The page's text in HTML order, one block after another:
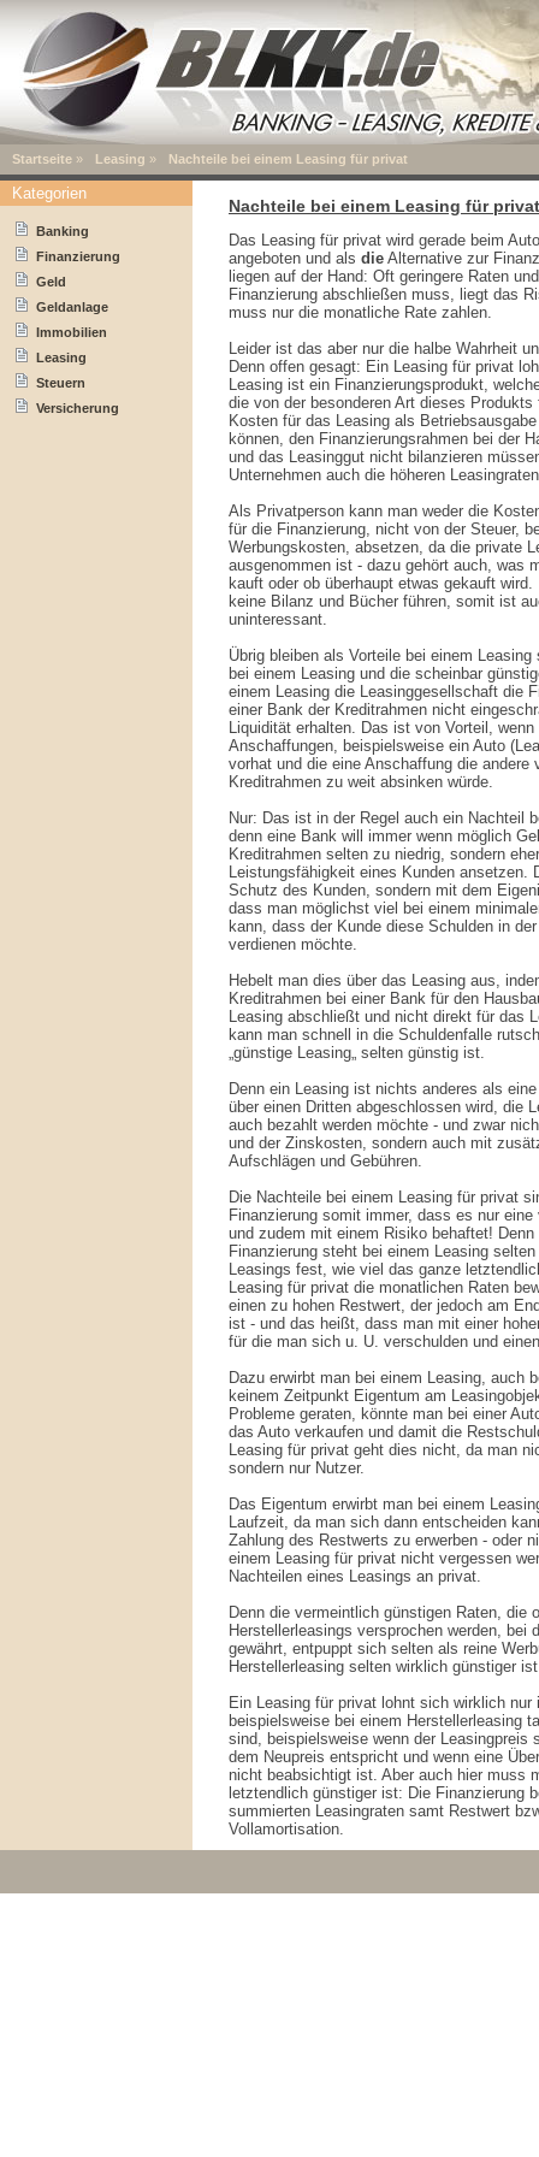
Startseite » Leasing » Nachteile bei einem Leasing für privat
Nachteile bei einem Leasing für privat
Das Leasing für privat wird gerade beim
angeboten und als die Alternative zur
liegen auf der Hand: Oft geringere Raten
Finanzierung abschließen muss, liegt das
muss nur die monatliche Rate zahlen.
Leider ist das aber nur die halbe Wahrheit
Denn offen gesagt: Ein Leasing für privat
Leasing ist ein Finanzierungsprodukt,
die von der besonderen Art dieses
Kosten für das Leasing als
können, den Finanzierungsrahmen bei der
und das Leasinggut nicht bilanzieren
Unternehmen auch die höheren
Als Privatperson kann man weder die
für die Finanzierung, nicht von der Steuer,
Werbungskosten, absetzen, da die private
ausgenommen ist - dazu gehört auch, was
kauft oder ob überhaupt etwas gekauft
keine Bilanz und Bücher führen, somit ist
uninteressant.
Übrig bleiben als Vorteile bei einem
bei einem Leasing und die scheinbar
einem Leasing die Leasinggesellschaft die
einer Bank der Kreditrahmen nicht
Liquidität erhalten. Das ist von Vorteil,
Anschaffungen, beispielsweise ein Auto
vorhat und die eine Anschaffung die andere
Kreditrahmen zu weit absinken würde.
Nur: Das ist in der Regel auch ein Nachteil
denn eine Bank will immer wenn möglich
Kreditrahmen selten zu niedrig, sondern
Leistungsfähigkeit eines Kunden ansetzen.
Schutz des Kunden, sondern mit dem
dass man möglichst viel bei einem
kann, dass der Kunde diese Schulden in
verdienen möchte.
Hebelt man dies über das Leasing aus,
Kreditrahmen bei einer Bank für den
Leasing abschließt und nicht direkt für das
kann man schnell in die Schuldenfalle
„günstige Leasing„ selten günstig ist.
Denn ein Leasing ist nichts anderes als
über einen Dritten abgeschlossen wird, die
auch bezahlt werden möchte - und zwar
und der Zinskosten, sondern auch mit
Aufschlägen und Gebühren.
Die Nachteile bei einem Leasing für privat
Finanzierung somit immer, dass es nur
und zudem mit einem Risiko behaftet!
Finanzierung steht bei einem Leasing
Leasings fest, wie viel das ganze
Leasing für privat die monatlichen Raten
einen zu hohen Restwert, der jedoch am
ist - und das heißt, dass man mit einer
für die man sich u. U. verschulden und
Dazu erwirbt man bei einem Leasing, auch
keinem Zeitpunkt Eigentum am
Probleme geraten, könnte man bei einer
das Auto verkaufen und damit die
Leasing für privat geht dies nicht, da man
sondern nur Nutzer.
Das Eigentum erwirbt man bei einem
Laufzeit, da man sich dann entscheiden
Zahlung des Restwerts zu erwerben - oder
einem Leasing für privat nicht vergessen
Nachteilen eines Leasings an privat.
Denn die vermeintlich günstigen Raten, die
Herstellerleasings versprochen werden, bei
gewährt, entpuppt sich selten als reine
Herstellerleasing selten wirklich günstiger
Ein Leasing für privat lohnt sich wirklich nur
beispielsweise bei einem Herstellerleasing
sind, beispielsweise wenn der Leasingpreis
dem Neupreis entspricht und wenn eine
nicht beabsichtigt ist. Aber auch hier muss
letztendlich günstiger ist: Die Finanzierung
summierten Leasingraten samt Restwert
Vollamortisation.
Kategorien
Banking
Finanzierung
Geld
Geldanlage
Immobilien
Leasing
Steuern
Versicherung